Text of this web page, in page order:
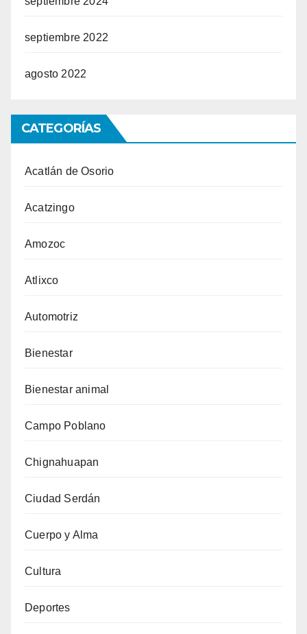
septiembre 2022
agosto 2022
CATEGORÍAS
Acatlán de Osorio
Acatzingo
Amozoc
Atlixco
Automotriz
Bienestar
Bienestar animal
Campo Poblano
Chignahuapan
Ciudad Serdán
Cuerpo y Alma
Cultura
Deportes